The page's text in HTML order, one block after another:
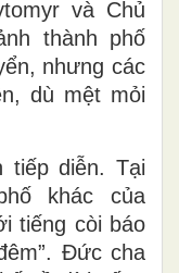
và Chủ
thành phố
nhưng các
dù mệt mỏi
tiếp diễn. Tại
khác của
tiếng còi báo
Đức cha